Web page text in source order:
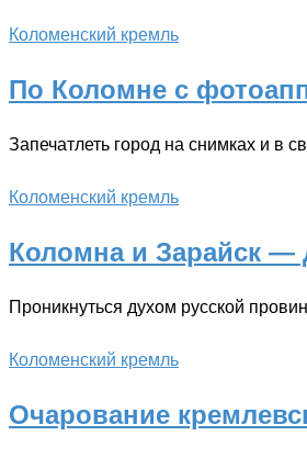
Коломенский кремль
По Коломне с
Запечатлеть город на снимках и в
Коломенский кремль
Коломна и Зарайск —
Проникнуться духом русской
Коломенский кремль
Очарование